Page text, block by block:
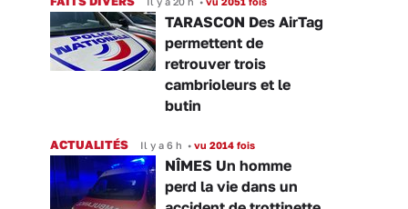
TARASCON Des AirTag
permettent de
retrouver trois
cambrioleurs et le
butin
ACTUALITÉS Il y a 6 h • vu 2014 fois
NÎMES Un homme
perd la vie dans un